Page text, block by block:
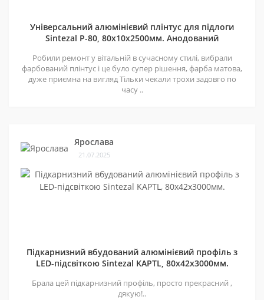
Універсальний алюмінієвий плінтус для підлоги
Sintezal P-80, 80х10х2500мм. Анодований
Робили ремонт у вітальній в сучасному стилі, вибрали
фарбований плінтус і це було супер рішення, фарба матова,
дуже приємна на вигляд Тільки чекали трохи задовго по
часу ..
Ярослава
21.07.2025
Підкарнизний вбудований алюмінієвий профіль з
LED-підсвіткою Sintezal KAPTL, 80х42x3000мм.
Брала цей підкарнизний профіль, просто прекрасний ,
дякую!..